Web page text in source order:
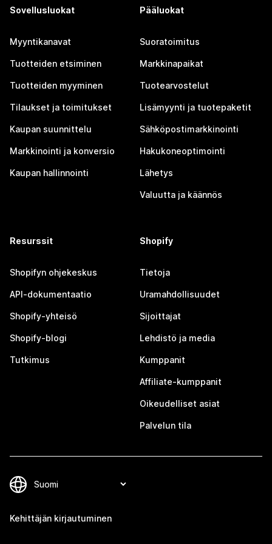
Sovellusluokat
Myyntikanavat
Tuotteiden etsiminen
Tuotteiden myyminen
Tilaukset ja toimitukset
Kaupan suunnittelu
Markkinointi ja konversio
Kaupan hallinnointi
Pääluokat
Suoratoimitus
Markkinapaikat
Tuotearvostelut
Lisämyynti ja tuotepaketit
Sähköpostimarkkinointi
Hakukoneoptimointi
Lähetys
Valuutta ja käännös
Resurssit
Shopifyn ohjekeskus
API-dokumentaatio
Shopify-yhteisö
Shopify-blogi
Tutkimus
Shopify
Tietoja
Uramahdollisuudet
Sijoittajat
Lehdistö ja media
Kumppanit
Affiliate-kumppanit
Oikeudelliset asiat
Palvelun tila
Kehittäjän kirjautuminen